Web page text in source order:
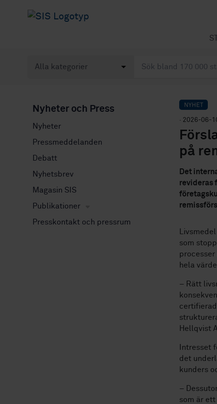
Nyheter och Press
Nyheter
Pressmeddelanden
Debatt
Nyhetsbrev
Magasin SIS
Publikationer
Presskontakt och pressrum
NYHET
· 2026-06-
på
Det
revideras
som
hela
– Rätt
Hellqvist
Intresset
det
kunders
–
som är